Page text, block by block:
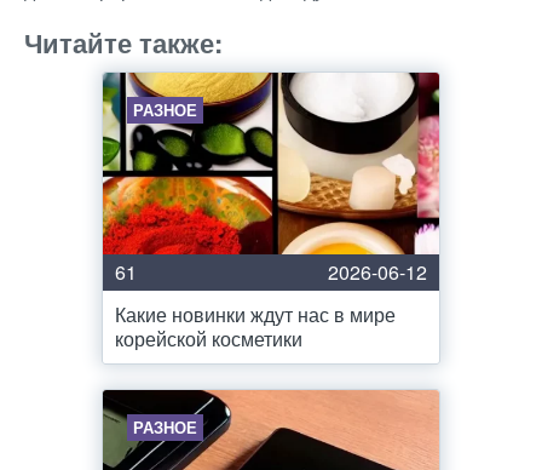
Читайте также:
РАЗНОЕ
61
2026-06-12
Какие новинки ждут нас в мире
корейской косметики
РАЗНОЕ